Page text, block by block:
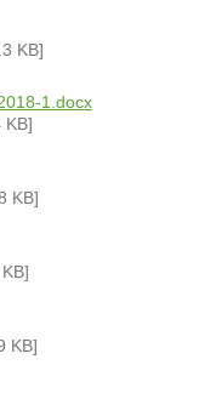
KB]
1.docx
KB]
KB]
KB]